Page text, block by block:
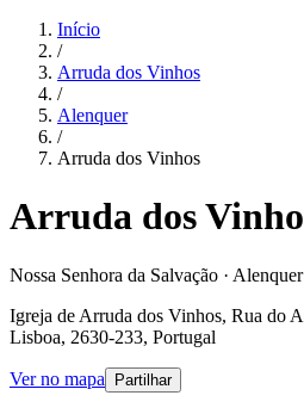
Início
/
Arruda dos Vinhos
/
Alenquer
/
Arruda dos Vinhos
Arruda dos
Nossa Senhora da Salvação ·
Igreja de Arruda dos Vinhos, Rua do
Lisboa, 2630-233, Portugal
Ver no mapa Partilhar